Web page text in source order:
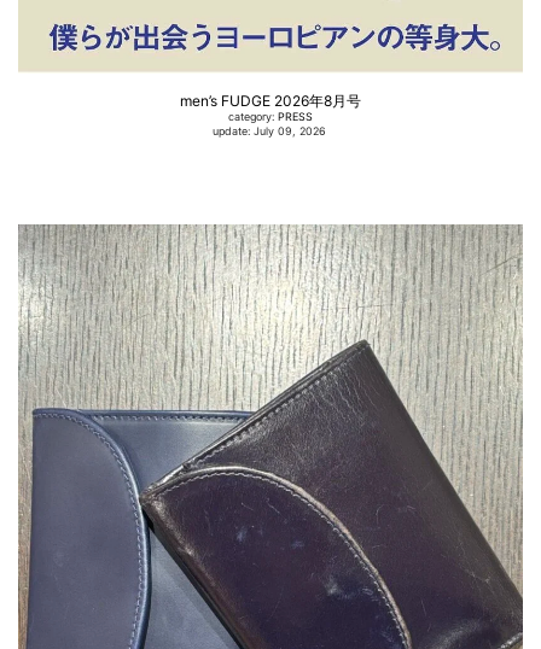
men’s FUDGE 2026年8月号
category: PRESS
update: July 09, 2026